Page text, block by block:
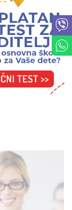
Interaktivne table i
Od korisnika do